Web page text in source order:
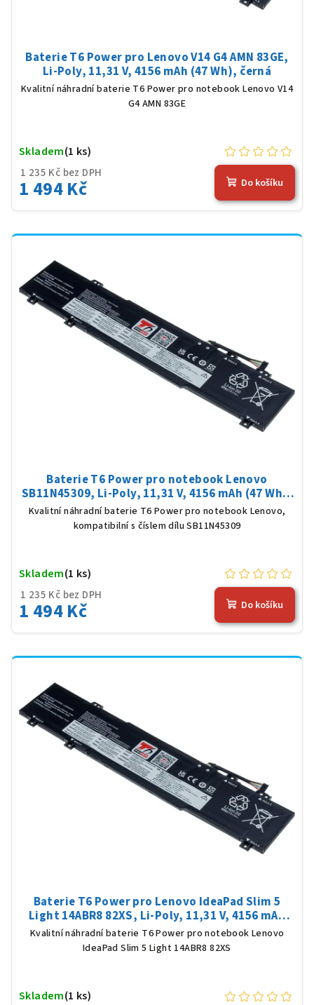
Baterie T6 Power pro Lenovo V14 G4 AMN 83GE,
Li-Poly, 11,31 V, 4156 mAh (47 Wh), černá
Kvalitní náhradní baterie T6 Power pro notebook Lenovo V14
G4 AMN 83GE
1 235 Kč bez DPH
1 494 Kč
Skladem(1 ks)
Do košíku
Baterie T6 Power pro notebook Lenovo
SB11N45309, Li-Poly, 11,31 V, 4156 mAh (47 Wh),
černá
Kvalitní náhradní baterie T6 Power pro notebook Lenovo,
kompatibilní s číslem dílu SB11N45309
1 235 Kč bez DPH
1 494 Kč
Skladem(1 ks)
Do košíku
Baterie T6 Power pro Lenovo IdeaPad Slim 5
Light 14ABR8 82XS, Li-Poly, 11,31 V, 4156 mAh
(47 Wh), černá
Kvalitní náhradní baterie T6 Power pro notebook Lenovo
IdeaPad Slim 5 Light 14ABR8 82XS
Skladem(1 ks)